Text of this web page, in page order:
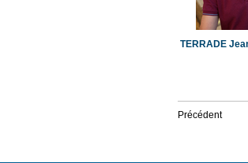
TERRADE
Précédent